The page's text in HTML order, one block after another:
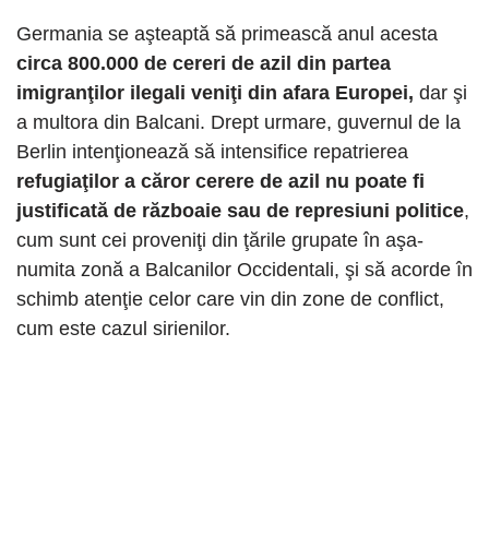
Germania se aşteaptă să primească anul acesta
circa 800.000 de cereri de azil din partea
imigranţilor ilegali veniţi din afara Europei, dar şi
a multora din Balcani. Drept urmare, guvernul de la
Berlin intenţionează să intensifice repatrierea
refugiaţilor a căror cerere de azil nu poate fi
justificată de războaie sau de represiuni politice,
cum sunt cei proveniţi din ţările grupate în aşa-
numita zonă a Balcanilor Occidentali, şi să acorde în
schimb atenţie celor care vin din zone de conflict,
cum este cazul sirienilor.